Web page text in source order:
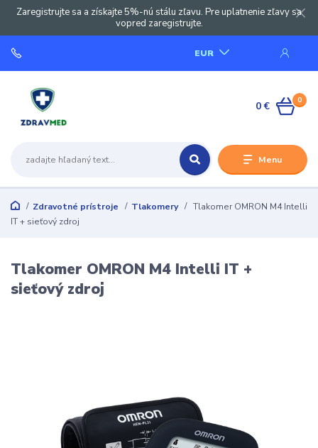
Zaregistrujte sa a získajte 5%-nú stálu zľavu. Pre uplatnenie zľavy sa
vopred zaregistrujte.
Menu
EUR
0
0 €
Zdravotné prístroje Tlakomery
Tlakomer OMRON M4 Intelli
IT + sieťový zdroj
Tlakomer OMRON M4 Intelli IT +
sieťový zdroj